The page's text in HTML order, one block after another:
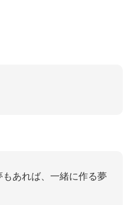
あれば、一緒に作る夢